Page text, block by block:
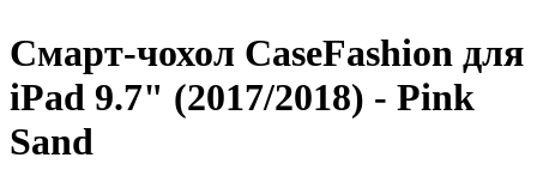
Смарт-чохол CaseFashion для
iPad 9.7" (2017/2018) - Pink
Sand